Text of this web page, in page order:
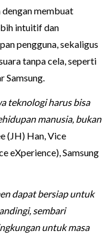
membuat
intuitif dan
pengguna, sekaligus
tanpa cela, seperti
Samsung.
teknologi harus bisa
manusia, bukan
(JH) Han, Vice
eXperience), Samsung
dapat bersiap untuk
sembari
untuk masa